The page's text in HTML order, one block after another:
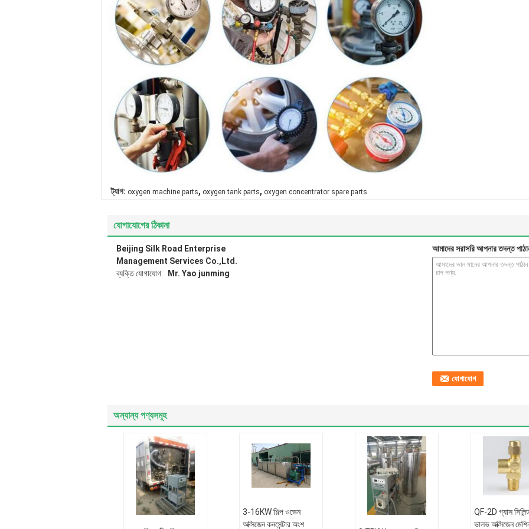
ট্যাগ: oxygen machine parts, oxygen tank parts, oxygen concentrator spare parts
যোগাযোগের ঠিকানা
Beijing Silk Road Enterprise
Management Services Co.,Ltd.
ব্যক্তি যোগাযোগ:
Mr. Yao junming
আমাদের সরাসরি আপনার তদন্ত
অন্যান্য পণ্যসমূহ
3-16KW শিল্প ওভেন
অক্সিজেন কনসেন্টার অংশ
QF-2D গ্যাস
ভালভ অক্সিজেন